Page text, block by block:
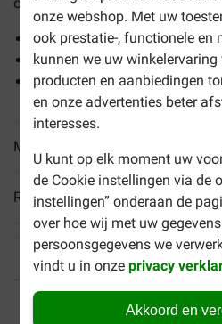
onze webshop. Met uw
ook prestatie-, functionele en
kunnen we uw winkelervaring
producten en aanbiedingen
en onze advertenties beter
interesses.
U kunt op elk moment uw
de Cookie instellingen via de
instellingen” onderaan de
over hoe wij met uw
persoonsgegevens we
vindt u in onzeprivacy
Akkoord en
Voor ieder hondenras
Volledig natuurlijke snack
Voor kleine honden in kleine
Meer informatie
Reviews
Tot 40% goedkoper